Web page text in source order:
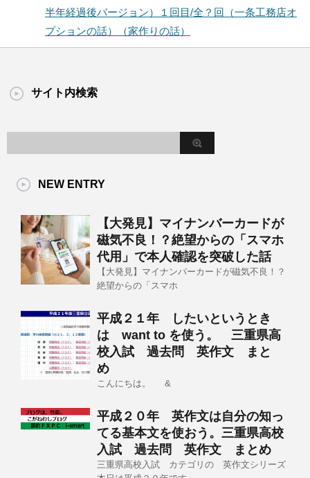
半年経過後バージョン）１回目/全？回（一条工務店オ
プションの話）（家作りの話）
サイト内検索
NEW ENTRY
【大発見】マイナンバーカードが
磁気不良！？絶望からの「スマホ
代用」で本人確認を突破した話
【大発見】マイナンバーカードが磁気不良！？
絶望からの「スマホ
平成２１年 したいというとき
は want to を使う。 三重県高
校入試 過去問 英作文 まと
め
こんにちは。 &
平成２０年 英作文は自分の知っ
てる基本文を使おう。三重県高校
入試 過去問 英作文 まとめ
三重県高校入試 カテゴリの 英作文シリーズ